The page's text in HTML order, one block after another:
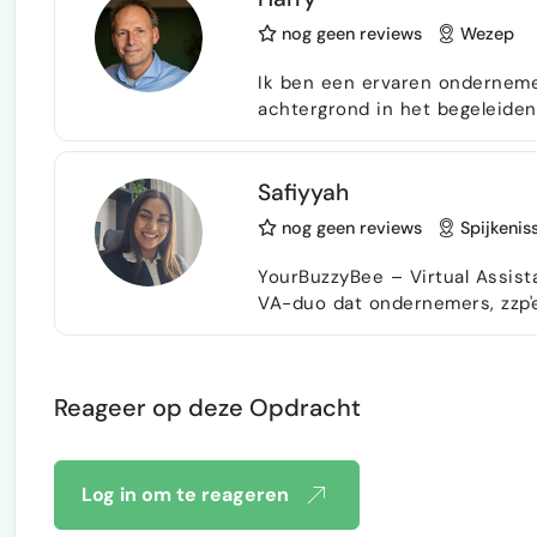
he…
nog geen reviews Wezep
Ik ben een ervaren
achtergrond in het
ondernemerschap met
werk resultaatgericht en pra…
Safiyyah
nog geen reviews
YourBuzzyBee – Virtual Assistant Duo Wij zijn YourBuzzyBee,
VA-duo dat ondernemers,
Reageer op deze Opdracht
Log in om te reageren